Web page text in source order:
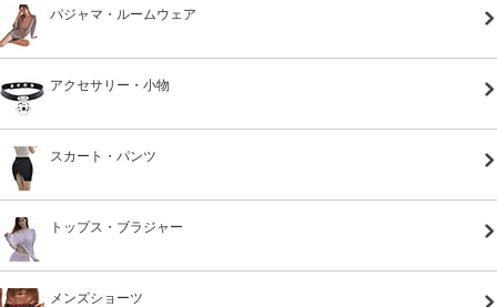
パジャマ・ルームウェア
アクセサリー・小物
スカート・パンツ
トップス・ブラジャー
メンズショーツ